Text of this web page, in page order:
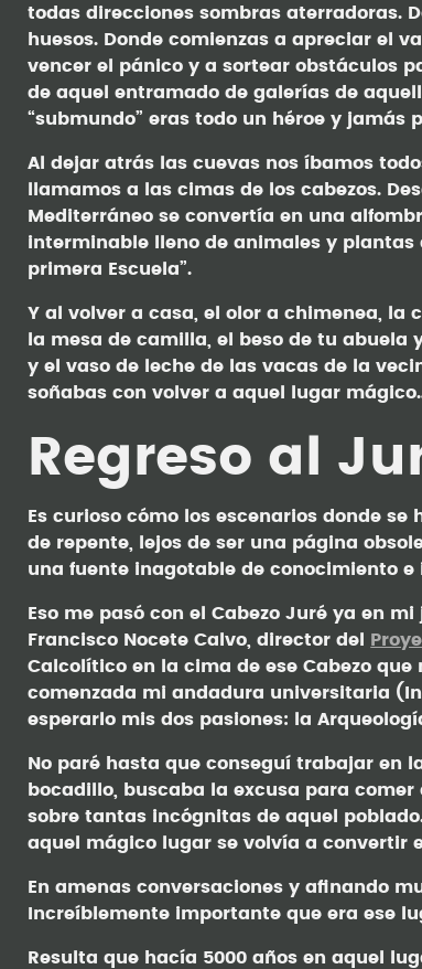
todas direcciones sombras aterradoras.
huesos. Donde comienzas a apreciar el
vencer el pánico y a sortear obstáculos
de aquel entramado de galerías de
“submundo” eras todo un héroe y jamás
Al dejar atrás las cuevas nos íbamos
llamamos a las cimas de los cabezos.
Mediterráneo se convertía en una
interminable lleno de animales y plantas
primera Escuela”.
Y al volver a casa, el olor a chimenea, la
la mesa de camilla, el beso de tu abuela
y el vaso de leche de las vacas de la
soñabas con volver a aquel lugar
Regreso al
Es curioso cómo los escenarios donde
de repente, lejos de ser una página
una fuente inagotable de conocimiento e
Eso me pasó con el Cabezo Juré ya en
Francisco Nocete Calvo, director del
Calcolítico en la cima de ese Cabezo que
comenzada mi andadura universitaria
esperarlo mis dos pasiones: la
No paré hasta que conseguí trabajar en
bocadillo, buscaba la excusa para
sobre tantas incógnitas de aquel
aquel mágico lugar se volvía a convertir
En amenas conversaciones y afinando
Increíblemente importante que era ese
Resulta que hacía 5000 años en aquel